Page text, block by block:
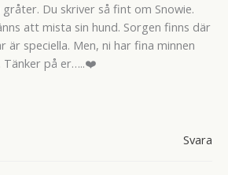
Du skriver så fint om Snowie.
att mista sin hund. Sorgen finns där
är speciella. Men, ni har fina minnen
Tänker på er…..❤️
Svara